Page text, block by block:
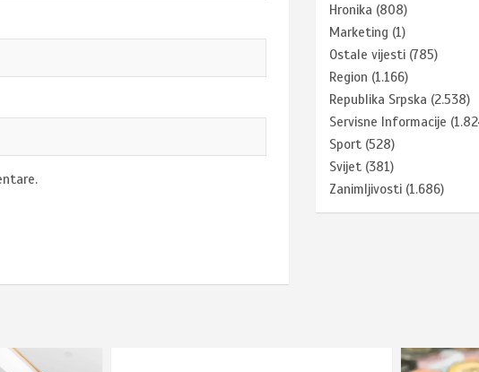
Hronika (808)
Marketing (1)
Ostale vijesti (785)
Region (1.166)
Republika Srpska (2.538)
Servisne Informacije
Sport (528)
Svijet (381)
Zanimljivosti (1.686)